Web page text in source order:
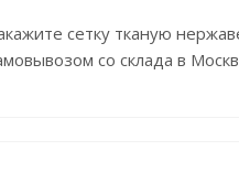
сетку тканую
со склада в